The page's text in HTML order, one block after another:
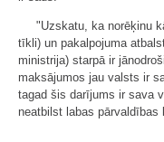
"Uzskatu, ka norēķinu
tīkli) un pakalpojuma
ministrija) starpā ir
maksājumos jau valsts ir
tagad šis darījums ir sava
neatbilst labas pārvaldības